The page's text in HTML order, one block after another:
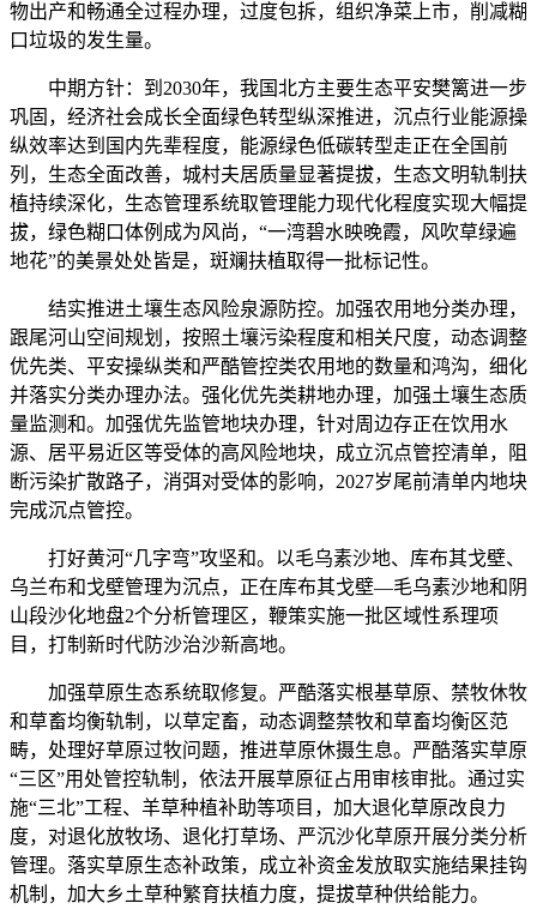
物出产和畅通全过程办理，过度包拆，组织净菜上市，削减糊
口垃圾的发生量。
中期方针：到2030年，我国北方主要生态平安樊篱进一步
巩固，经济社会成长全面绿色转型纵深推进，沉点行业能源操
纵效率达到国内先辈程度，能源绿色低碳转型走正在全国前
列，生态全面改善，城村夫居质量显著提拔，生态文明轨制扶
植持续深化，生态管理系统取管理能力现代化程度实现大幅提
拔，绿色糊口体例成为风尚，“一湾碧水映晚霞，风吹草绿遍
地花”的美景处处皆是，斑斓扶植取得一批标记性。
结实推进土壤生态风险泉源防控。加强农用地分类办理，
跟尾河山空间规划，按照土壤污染程度和相关尺度，动态调整
优先类、平安操纵类和严酷管控类农用地的数量和鸿沟，细化
并落实分类办理办法。强化优先类耕地办理，加强土壤生态质
量监测和。加强优先监管地块办理，针对周边存正在饮用水
源、居平易近区等受体的高风险地块，成立沉点管控清单，阻
断污染扩散路子，消弭对受体的影响，2027岁尾前清单内地块
完成沉点管控。
打好黄河“几字弯”攻坚和。以毛乌素沙地、库布其戈壁、
乌兰布和戈壁管理为沉点，正在库布其戈壁—毛乌素沙地和阴
山段沙化地盘2个分析管理区，鞭策实施一批区域性系理项
目，打制新时代防沙治沙新高地。
加强草原生态系统取修复。严酷落实根基草原、禁牧休牧
和草畜均衡轨制，以草定畜，动态调整禁牧和草畜均衡区范
畴，处理好草原过牧问题，推进草原休摄生息。严酷落实草原
“三区”用处管控轨制，依法开展草原征占用审核审批。通过实
施“三北”工程、羊草种植补助等项目，加大退化草原改良力
度，对退化放牧场、退化打草场、严沉沙化草原开展分类分析
管理。落实草原生态补政策，成立补资金发放取实施结果挂钩
机制，加大乡土草种繁育扶植力度，提拔草种供给能力。